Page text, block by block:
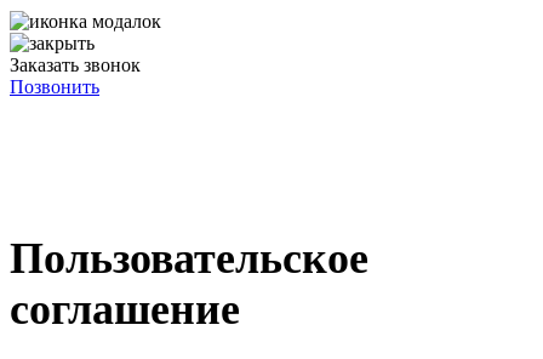
Заказать звонок
Позвонить
Пользовательское
соглашение